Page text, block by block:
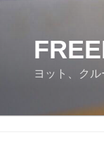
ヨット、ク